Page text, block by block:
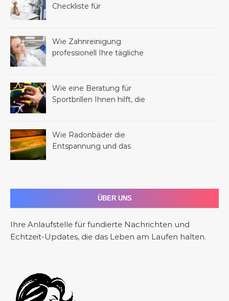
Checkliste für
jedem Bauprojekt
Wie Zahnreinigung
professionell Ihre tägliche
kann
Wie eine Beratung für
Sportbrillen Ihnen hilft, die
Sport zu finden
Wie Radonbäder die
Entspannung und das
ÜBER UNS
Ihre Anlaufstelle für fundierte Nachrichten und
Echtzeit-Updates, die das Leben am Laufen halten.